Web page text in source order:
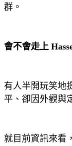
群。
會不會走上
有人半開玩笑地
平、卻因外觀與
就目前資訊來看